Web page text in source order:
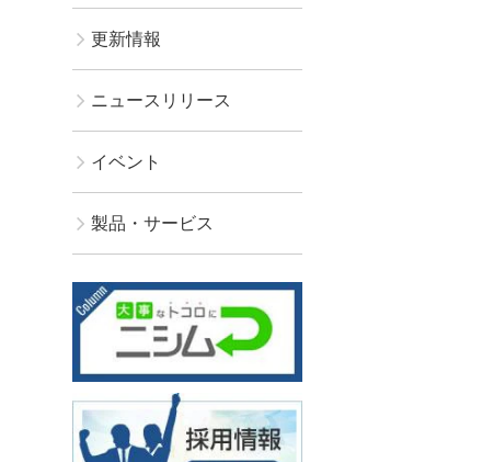
更新情報
ニュースリリース
イベント
製品・サービス